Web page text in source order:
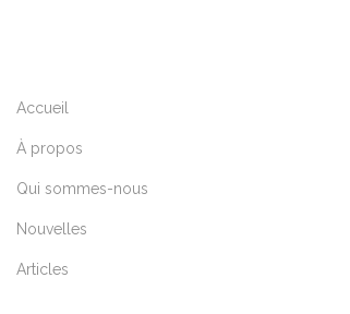
Accueil
À propos
Qui sommes-nous
Nouvelles
Articles